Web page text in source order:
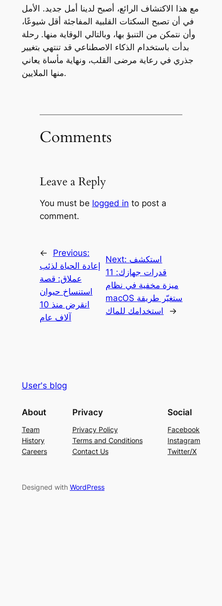
مع هذا الاكتشاف الرائع، أصبح لدينا أمل جديد. الأمل
في أن تصبح السكتات القلبية المفاجئة أقل شيوعًا،
وأن نتمكن من التنبؤ بها، وبالتالي الوقاية منها. رحلة
بدأت باستخدام الذكاء الاصطناعي قد تنتهي بتغيير
جذري في رعاية مرضى القلب، ونهاية مأساة يعاني
منها الملايين.
Comments
Leave a Reply
You must be logged in to post a
comment.
←
Previous:
إعادة الحياة لذئب
عملاق: قصة
استنساخ حيوان
انقرض منذ 10
آلاف عام
Next: استكشف
قدرات جهازك: 11
ميزة مخفية في نظام
macOS ستغيّر طريقة
استخدامك للماك
→
User's blog
About
Team
History
Careers
Privacy
Privacy Policy
Terms and Conditions
Contact Us
Social
Facebook
Instagram
Twitter/X
Designed with WordPress